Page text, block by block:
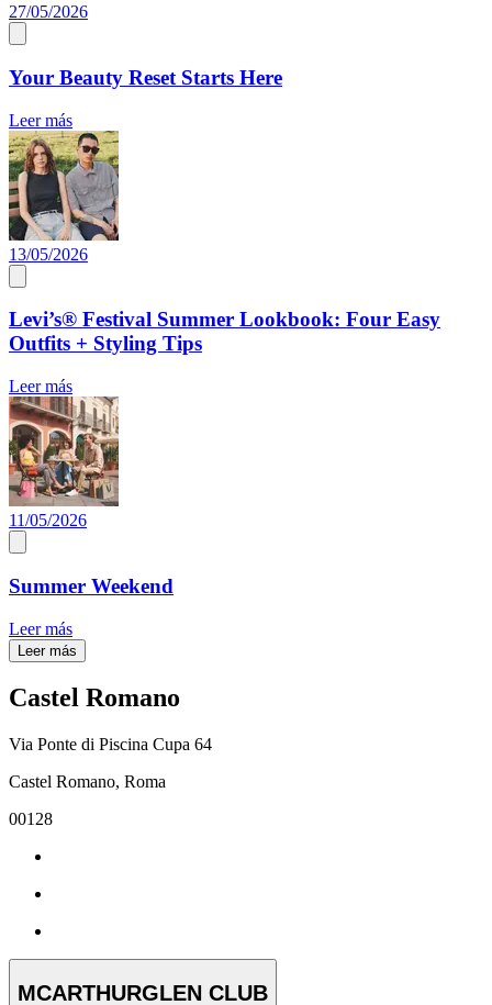
27/05/2026
Your Beauty Reset Starts Here
Leer más
13/05/2026
Levi’s® Festival Summer Lookbook: Four Easy
Outfits + Styling Tips
Leer más
11/05/2026
Summer Weekend
Leer más
Leer más
Castel Romano
Via Ponte di Piscina Cupa 64
Castel Romano, Roma
00128
MCARTHURGLEN CLUB